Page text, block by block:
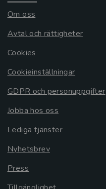
Om oss
Avtal och rättigheter
Cookies
Cookieinställningar
GDPR och personuppgifter
Jobba hos oss
Lediga tjänster
Nyhetsbrev
Press